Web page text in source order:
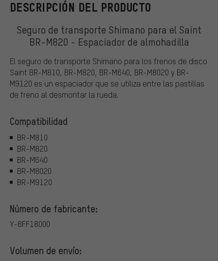
DESCRIPCIÓN DEL PRODUCTO
Seguro de transporte Shimano para el Saint
BR-M820 - Espaciador de almohadilla
El seguro de transporte Shimano para los frenos de disco
Saint BR-M810, BR-M820, BR-M640, BR-M8020 y BR-
M9120 es un espaciador que se utiliza entre las pastillas
de freno al desmontar la rueda.
Compatibilidad
BR-M810
BR-M820
BR-M640
BR-M8020
BR-M9120
Número de fabricante:
Y-8FF18000
Volumen de envío: